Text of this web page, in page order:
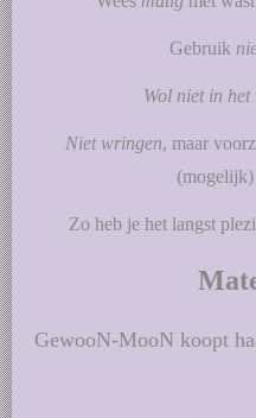
Gebruik
Wol niet in
Niet wringen, maar
(mogelijk)
Zo heb je het langst
GewooN-MooN koopt